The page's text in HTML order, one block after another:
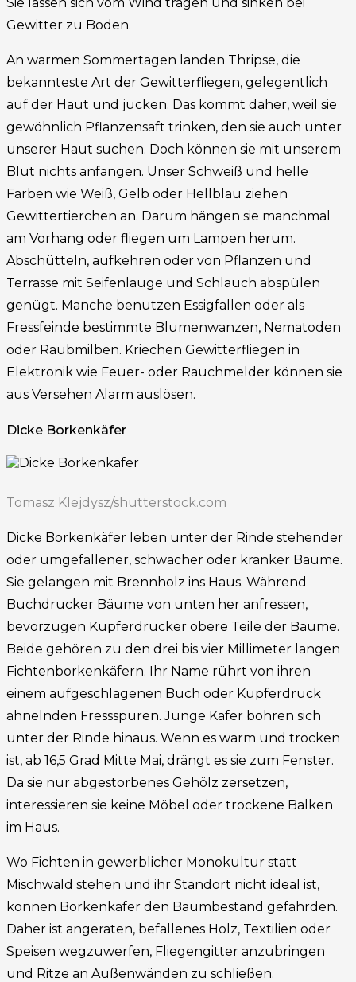
Gewitter zu Boden.
An warmen Sommertagen landen Thripse, die
bekannteste Art der Gewitterfliegen, gelegentlich
auf der Haut und jucken. Das kommt daher, weil sie
gewöhnlich Pflanzensaft trinken, den sie auch unter
unserer Haut suchen. Doch können sie mit unserem
Blut nichts anfangen. Unser Schweiß und helle
Farben wie Weiß, Gelb oder Hellblau ziehen
Gewittertierchen an. Darum hängen sie manchmal
am Vorhang oder fliegen um Lampen herum.
Abschütteln, aufkehren oder von Pflanzen und
Terrasse mit Seifenlauge und Schlauch abspülen
genügt. Manche benutzen Essigfallen oder als
Fressfeinde bestimmte Blumenwanzen, Nematoden
oder Raubmilben. Kriechen Gewitterfliegen in
Elektronik wie Feuer- oder Rauchmelder können sie
aus Versehen Alarm auslösen.
Dicke Borkenkäfer
Tomasz Klejdysz/shutterstock.com
Dicke Borkenkäfer leben unter der Rinde stehender
oder umgefallener, schwacher oder kranker Bäume.
Sie gelangen mit Brennholz ins Haus. Während
Buchdrucker Bäume von unten her anfressen,
bevorzugen Kupferdrucker obere Teile der Bäume.
Beide gehören zu den drei bis vier Millimeter langen
Fichtenborkenkäfern. Ihr Name rührt von ihren
einem aufgeschlagenen Buch oder Kupferdruck
ähnelnden Fressspuren. Junge Käfer bohren sich
unter der Rinde hinaus. Wenn es warm und trocken
ist, ab 16,5 Grad Mitte Mai, drängt es sie zum Fenster.
Da sie nur abgestorbenes Gehölz zersetzen,
interessieren sie keine Möbel oder trockene Balken
im Haus.
Wo Fichten in gewerblicher Monokultur statt
Mischwald stehen und ihr Standort nicht ideal ist,
können Borkenkäfer den Baumbestand gefährden.
Daher ist angeraten, befallenes Holz, Textilien oder
Speisen wegzuwerfen, Fliegengitter anzubringen
und Ritze an Außenwänden zu schließen.